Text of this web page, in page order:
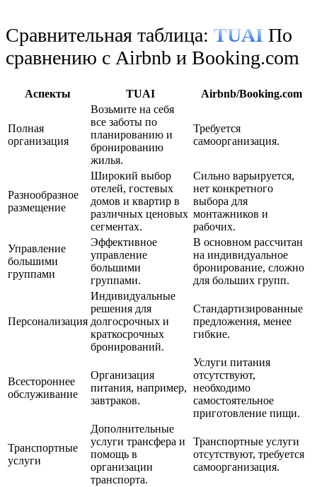
Сравнительная таблица: TUAI По
сравнению с Airbnb и Booking.com
Аспекты TUAI Airbnb/Booking.com
Полная
организация
Возьмите на себя
все заботы по
планированию и
бронированию
жилья.
Требуется
самоорганизация.
Разнообразное
размещение
Широкий выбор
отелей, гостевых
домов и квартир в
различных ценовых
сегментах.
Сильно варьируется,
нет конкретного
выбора для
монтажников и
рабочих.
Управление
большими
группами
Эффективное
управление
большими
группами.
В основном рассчитан
на индивидуальное
бронирование, сложно
для больших групп.
Персонализация
Индивидуальные
решения для
долгосрочных и
краткосрочных
бронирований.
Стандартизированные
предложения, менее
гибкие.
Всестороннее
обслуживание
Организация
питания, например,
завтраков.
Услуги питания
отсутствуют,
необходимо
самостоятельное
приготовление пищи.
Транспортные
услуги
Дополнительные
услуги трансфера и
помощь в
организации
транспорта.
Транспортные услуги
отсутствуют, требуется
самоорганизация.